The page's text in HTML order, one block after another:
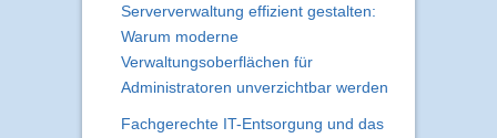
Serververwaltung effizient gestalten:
Warum moderne
Verwaltungsoberflächen für
Administratoren unverzichtbar werden
Fachgerechte IT-Entsorgung und das